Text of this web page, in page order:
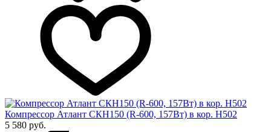
Компрессор Атлант СКН150 (R-600, 157Вт) в кор. Н502
5 580 руб.